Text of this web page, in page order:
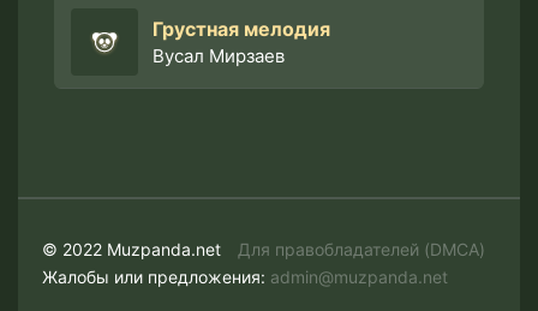
Грустная мелодия
Вусал Мирзаев
© 2022 Muzpanda.net
Для правобладателей (DMCA)
Жалобы или предложения: admin@muzpanda.net